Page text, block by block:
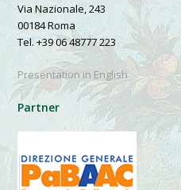
Via Nazionale, 243
00184 Roma
Tel. +39 06 48777 223
Presentation in English
Partner